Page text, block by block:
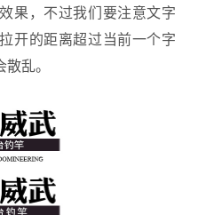
果，不过我们要注意文字
开的距离超过当前一个字
乱。